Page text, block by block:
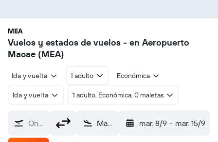
MEA
Vuelos y estados de vuelos - en Aeropuerto
Macae (MEA)
Ida y vuelta 1 adulto Económica
Ida y vuelta 1 adulto, Económica, 0 maletas
Origen Macae (MEA) mar. 8/9 - mar. 15/9